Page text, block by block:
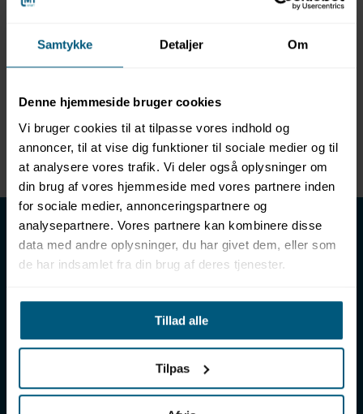
Samtykke Detaljer Om
Denne hjemmeside bruger cookies
Vi bruger cookies til at tilpasse vores indhold og
annoncer, til at vise dig funktioner til sociale medier og til
at analysere vores trafik. Vi deler også oplysninger om
din brug af vores hjemmeside med vores partnere inden
for sociale medier, annonceringspartnere og
analysepartnere. Vores partnere kan kombinere disse
data med andre oplysninger, du har givet dem, eller som
de har indsamlet fra din brug af deres tjenester.
Tillad alle
Tilpas
Mere information
Information Specifikationer Dokumenter
Produktinformation
Buffer 250 ml. pH 10 doseringsflaske
Anvendes til pH kalibrering af elektroder
LML SPORT - Alt til vand
LML SPORT er en engrosforhandler af alt til vand. Vores
sortiment omfatter f.eks. badetøj, svømmeudstyr, udstyr til
til vådrum, sauna & spa. Vores kunder er bl.a. svømmehaller,
badelande, friluftsbade, campingpladser, feriecentre,
idrætshaller og skoler. Vælg os som din leverandør, fordi vi har
ekspertise og bedste service.